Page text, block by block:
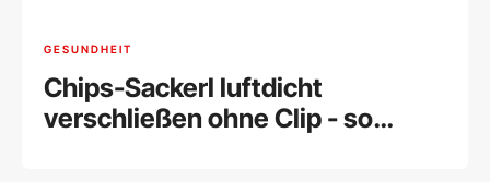
GESUNDHEIT
Chips-Sackerl luftdicht
verschließen ohne Clip - so